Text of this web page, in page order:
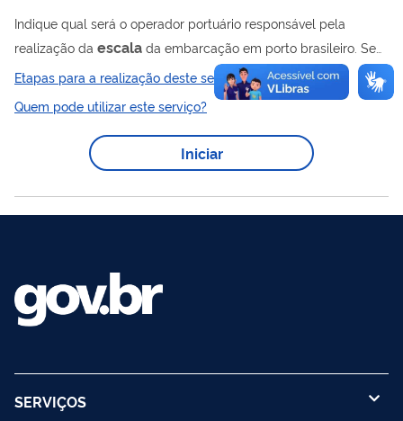
Indique qual será o operador portuário responsável pela
realização da escala da embarcação em porto brasileiro. Se
você não indicou ou errou o operador portuário que vai operar
de embarcação em porto brasileiro, você deve
realizar essa indicação no Siscomex Carga, conforme
orientações constantes no manual do sistema . Você também
pode solicitar à Receita Federal a indicação do operador da
Etapas para a realização deste serviço
Quem pode utilizar este serviço?
Iniciar
SERVIÇOS